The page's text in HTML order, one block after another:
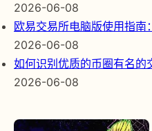
2026-06-08
欧易交易所电脑版使用指
2026-06-08
如何识别优质的币圈有名的
2026-06-08